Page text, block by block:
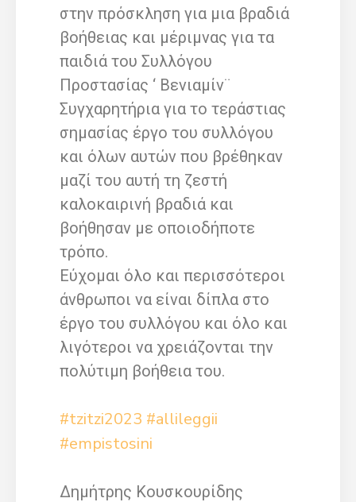
στην πρόσκληση για μια βραδιά
βοήθειας και μέριμνας για τα
παιδιά του Συλλόγου
Προστασίας ‘ Βενιαμίν¨
Συγχαρητήρια για το τεράστιας
σημασίας έργο του συλλόγου
και όλων αυτών που βρέθηκαν
μαζί του αυτή τη ζεστή
καλοκαιρινή βραδιά και
βοήθησαν με οποιοδήποτε
τρόπο.
Εύχομαι όλο και περισσότεροι
άνθρωποι να είναι δίπλα στο
έργο του συλλόγου και όλο και
λιγότεροι να χρειάζονται την
πολύτιμη βοήθεια του.
#tzitzi2023 #allileggii
#empistosini
Δημήτρης Κουσκουρίδης